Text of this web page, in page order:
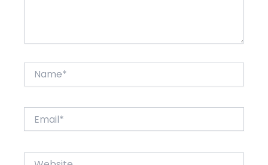
Website